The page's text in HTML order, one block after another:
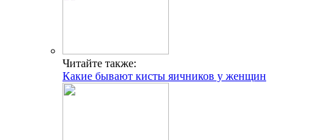
Читайте также:
Какие бывают кисты яичников у женщин